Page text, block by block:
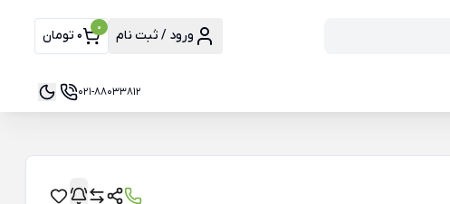
ورود / ثبت نام 0 0 تومان
021-88033812